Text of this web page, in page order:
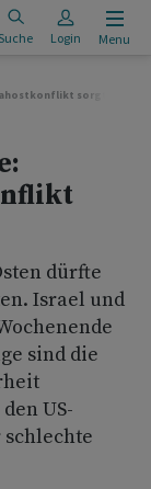
Suche Login Menu
sorgt für
dürfte
Israel und
sind die
US-
schlechte